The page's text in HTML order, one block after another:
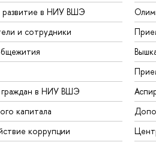
развитие в НИУ ВШЭ
и сотрудники
в НИУ ВШЭ
капитала
коррупции